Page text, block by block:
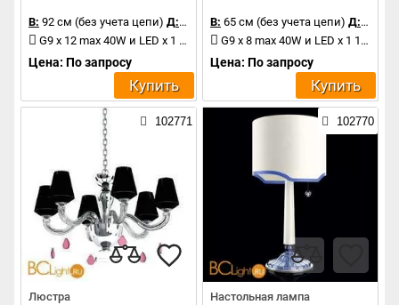
В: 92 см (без учета цепи) Д:140 см
G9 x 12 max 40W и LED x 1 1.2W
Цена: По запросу
Купить
В: 65 см (без учета цепи) Д:110 см
G9 x 8 max 40W и LED x 1 1.2W
Цена: По запросу
Купить
102771
Люстра
102770
Настольная лампа